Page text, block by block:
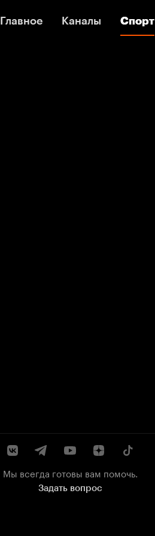
Главное Каналы Спорт
Главное Каналы Спорт
Мы всегда готовы вам помочь.
Задать вопрос